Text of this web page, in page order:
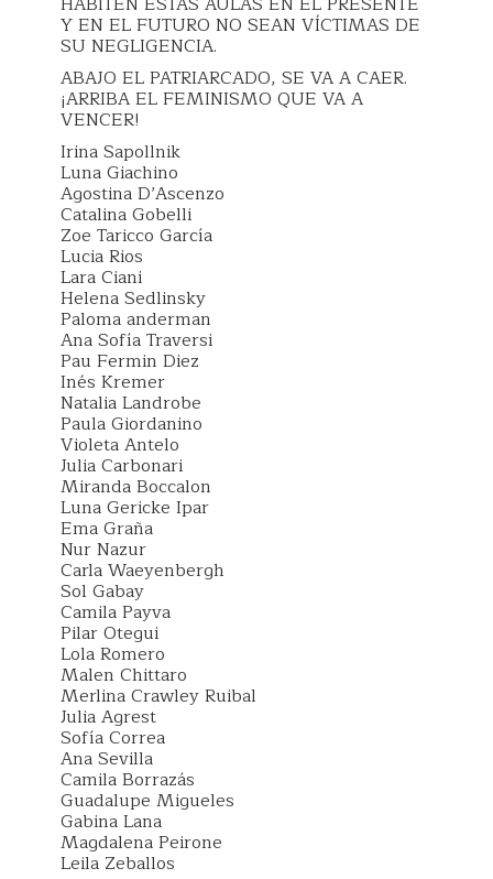
Y EN EL FUTURO NO SEAN VÍCTIMAS DE
SU NEGLIGENCIA.
ABAJO EL PATRIARCADO, SE VA A CAER.
¡ARRIBA EL FEMINISMO QUE VA A
VENCER!
Irina Sapollnik
Luna Giachino
Agostina D’Ascenzo
Catalina Gobelli
Zoe Taricco García
Lucia Rios
Lara Ciani
Helena Sedlinsky
Paloma anderman
Ana Sofía Traversi
Pau Fermin Diez
Inés Kremer
Natalia Landrobe
Paula Giordanino
Violeta Antelo
Julia Carbonari
Miranda Boccalon
Luna Gericke Ipar
Ema Graña
Nur Nazur
Carla Waeyenbergh
Sol Gabay
Camila Payva
Pilar Otegui
Lola Romero
Malen Chittaro
Merlina Crawley Ruibal
Julia Agrest
Sofía Correa
Ana Sevilla
Camila Borrazás
Guadalupe Migueles
Gabina Lana
Magdalena Peirone
Leila Zeballos